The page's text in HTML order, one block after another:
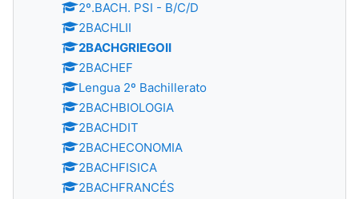
2º.BACH. PSI - B/C/D
2BACHLII
2BACHGRIEGOII
2BACHEF
Lengua 2º Bachillerato
2BACHBIOLOGIA
2BACHDIT
2BACHECONOMIA
2BACHFISICA
2BACHFRANCÉS